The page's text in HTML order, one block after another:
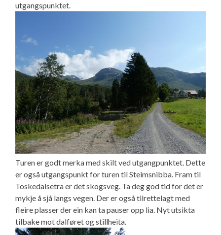
utgangspunktet.
Turen er godt merka med skilt ved utgangpunktet. Dette
er også utgangspunkt for turen til Steimsnibba. Fram til
Toskedalsetra er det skogsveg. Ta deg god tid for det er
mykje å sjå langs vegen. Der er også tilrettelagt med
fleire plasser der ein kan ta pauser opp lia. Nyt utsikta
tilbake mot dalføret og stillheita.